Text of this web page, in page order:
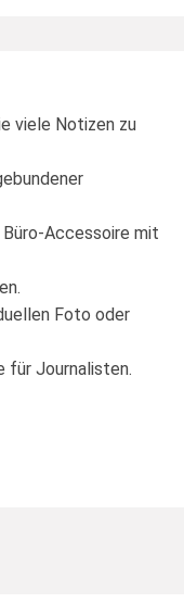
viele Notizen zu
Accessoire mit
Foto oder
für Journalisten.